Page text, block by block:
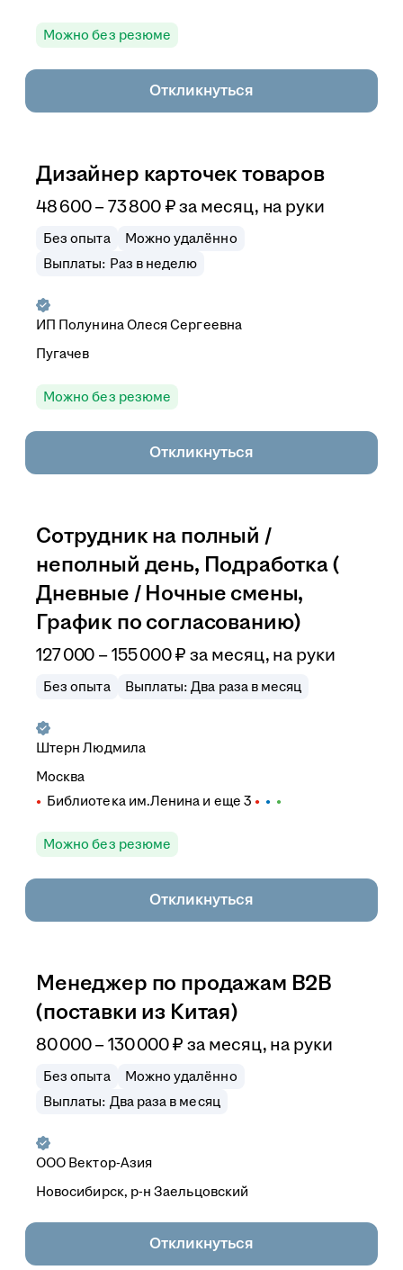
Можно без резюме
Откликнуться
Дизайнер карточек товаров
48 600–73 800 ₽ за месяц, на руки
Без опыта
Можно удалённо
Выплаты: Раз в неделю
ИП Полунина Олеся Сергеевна
Пугачев
Можно без резюме
Откликнуться
Сотрудник на полный /
неполный день, Подработка (
Дневные / Ночные смены,
График по согласованию)
127 000 –155 000₽ за месяц, на руки
Без опыта Выплаты: Два раза в месяц
Штерн Людмила
Москва
Библиотека им.Ленина и еще 3
Можно без резюме
Откликнуться
Менеджер по продажам B2B
(поставки из Китая)
80 000–130 000₽ за месяц, на руки
Без опыта
Можно удалённо
Выплаты: Два раза в месяц
ООО Вектор-Азия
Новосибирск, р-н Заельцовский
Откликнуться